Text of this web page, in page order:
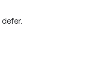
defer.